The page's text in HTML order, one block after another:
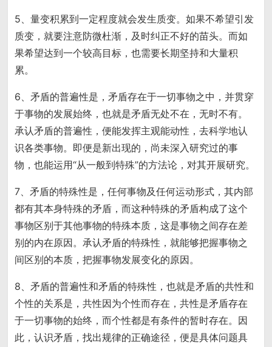
5、量变积累到一定程度就会发生质变。如果不希望引发
质变，就要注意防微杜渐，及时纠正不好的苗头。而如
果希望达到一个较高目标，也需要长期坚持和大量积
累。
6、矛盾的普遍性是，矛盾存在于一切事物之中，并贯穿
于事物的发展始终，也就是矛盾无处不在，无时不有。
承认矛盾的普遍性，便能发挥主观能动性，去科学地认
识各类事物。即便是新出现的，尚未深入研究过的事
物，也能运用“从一般到特殊”的方法论，对其开展研究。
7、矛盾的特殊性是，任何事物及任何运动形式，其内部
都有其本身特殊的矛盾，而这种特殊的矛盾构成了这个
事物区别于其他事物的特殊本质，这是事物之间存在差
别的内在原因。承认矛盾的特殊性，就能够把握事物之
间区别的本质，把握事物发展变化的原因。
8、矛盾的普遍性和矛盾的特殊性，也就是矛盾的共性和
个性的关系是，共性因为个性而存在，共性是矛盾存在
于一切事物的始终，而个性都是有条件的暂时存在。因
此，认识矛盾，找出规律的正确途径，便是具体问题具